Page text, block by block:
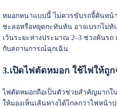
หมอกหนาแบบนี้ ไม่ควรขับรถจี้คันหน้
ชะลอหรือหยุดกะทันหัน อาจเบรกไม่ทั
เว้นระยะห่างประมาณ 2–3 ช่วงคันร
กับสถานการณ์ฉุกเฉิน
3.เปิดไฟตัดหมอก ใช้ไฟให้ถูก
ไฟตัดหมอกถือเป็นตัวช่วยสำคัญมากใ
ให้มองเห็นเส้นทางได้ไกลกว่าไฟหน้